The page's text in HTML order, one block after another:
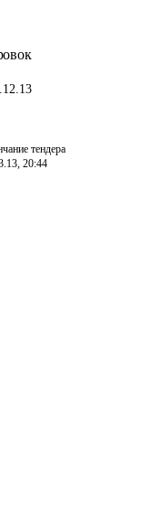
тендера
20:44